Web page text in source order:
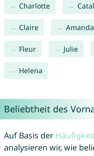
Charlotte
Claire Amanda
Fleur Julie
Helena
Beliebtheit des
Auf Basis der
analysieren wir, wie